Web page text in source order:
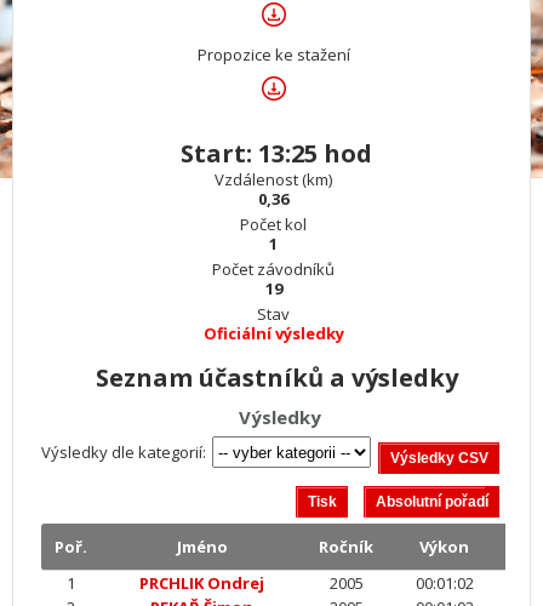
Propozice ke stažení
Start: 13:25 hod
Vzdálenost (km)
0,36
Počet kol
1
Počet závodníků
19
Stav
Oficiální výsledky
Seznam účastníků a výsledky
Výsledky
Výsledky dle kategorií:
Poř. Jméno Ročník
Výkon
1
PRCHLIK Ondrej 2005
00:01:02